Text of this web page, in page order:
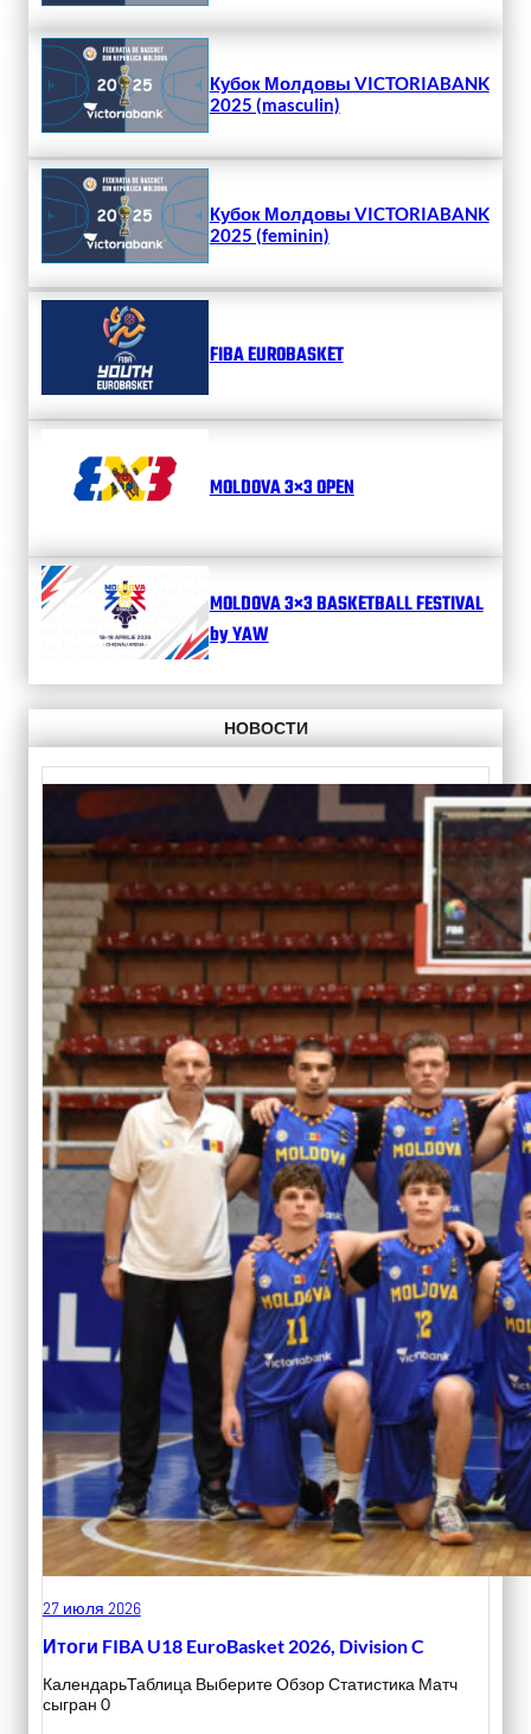
Кубок Молдовы VICTORIABANK
2025 (masculin)
Кубок Молдовы VICTORIABANK
2025 (feminin)
FIBA EUROBASKET
MOLDOVA 3×3 OPEN
MOLDOVA 3×3 BASKETBALL FESTIVAL
by YAW
НОВОСТИ
27 июля 2026
Итоги FIBA U18 EuroBasket 2026, Division C
КалендарьТаблица Выберите Обзор Статистика Матч
сыгран 0